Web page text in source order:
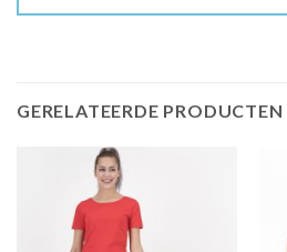
GERELATEERDE PRODUCTEN